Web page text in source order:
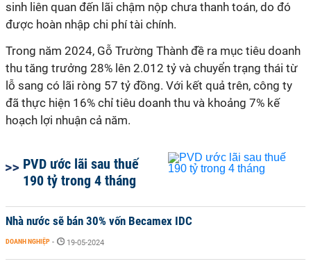
sinh liên quan đến lãi chậm nộp chưa thanh toán, do đó
được hoàn nhập chi phí tài chính.
Trong năm 2024, Gỗ Trường Thành đề ra mục tiêu doanh
thu tăng trưởng 28% lên 2.012 tỷ và chuyển trạng thái từ
lỗ sang có lãi ròng 57 tỷ đồng. Với kết quả trên, công ty
đã thực hiện 16% chỉ tiêu doanh thu và khoảng 7% kế
hoạch lợi nhuận cả năm.
PVD ước lãi sau thuế
190 tỷ trong 4 tháng
Nhà nước sẽ bán 30% vốn Becamex IDC
DOANH NGHIỆP - 19-05-2024